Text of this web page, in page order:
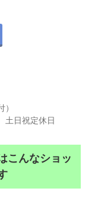
）
土日祝定休日
こんなショッ